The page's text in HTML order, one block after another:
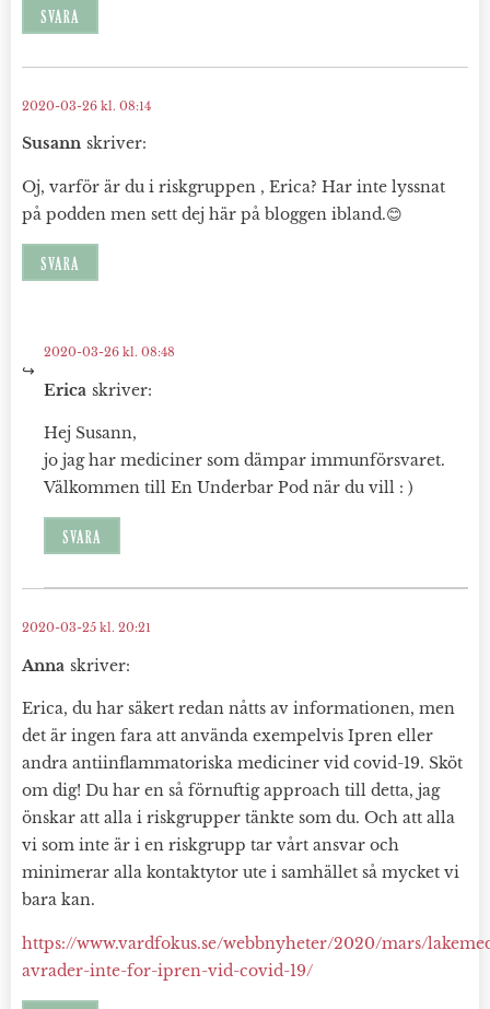
SVARA
Susann skriver:
2020-03-26 kl. 08:14
Oj, varför är du i riskgruppen , Erica? Har inte lyssnat
på podden men sett dej här på bloggen ibland.😊
SVARA
Erica skriver:
2020-03-26 kl. 08:48
Hej Susann,
jo jag har mediciner som dämpar immunförsvaret.
Välkommen till En Underbar Pod när du vill : )
SVARA
Anna skriver:
2020-03-25 kl. 20:21
Erica, du har säkert redan nåtts av informationen, men
det är ingen fara att använda exempelvis Ipren eller
andra antiinflammatoriska mediciner vid covid-19. Sköt
om dig! Du har en så förnuftig approach till detta, jag
önskar att alla i riskgrupper tänkte som du. Och att alla
vi som inte är i en riskgrupp tar vårt ansvar och
minimerar alla kontaktytor ute i samhället så mycket vi
bara kan.
https://www.vardfokus.se/webbnyheter/2020/mars/
avrader-inte-for-ipren-vid-covid-19/